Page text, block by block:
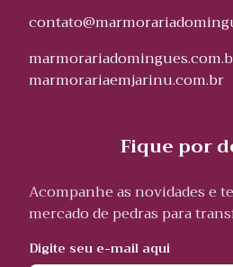
marmorariaemjarinu.com.br
Fique por
Acompanhe as novidades e
mercado de pedras para
Digite seu e-mail aqui